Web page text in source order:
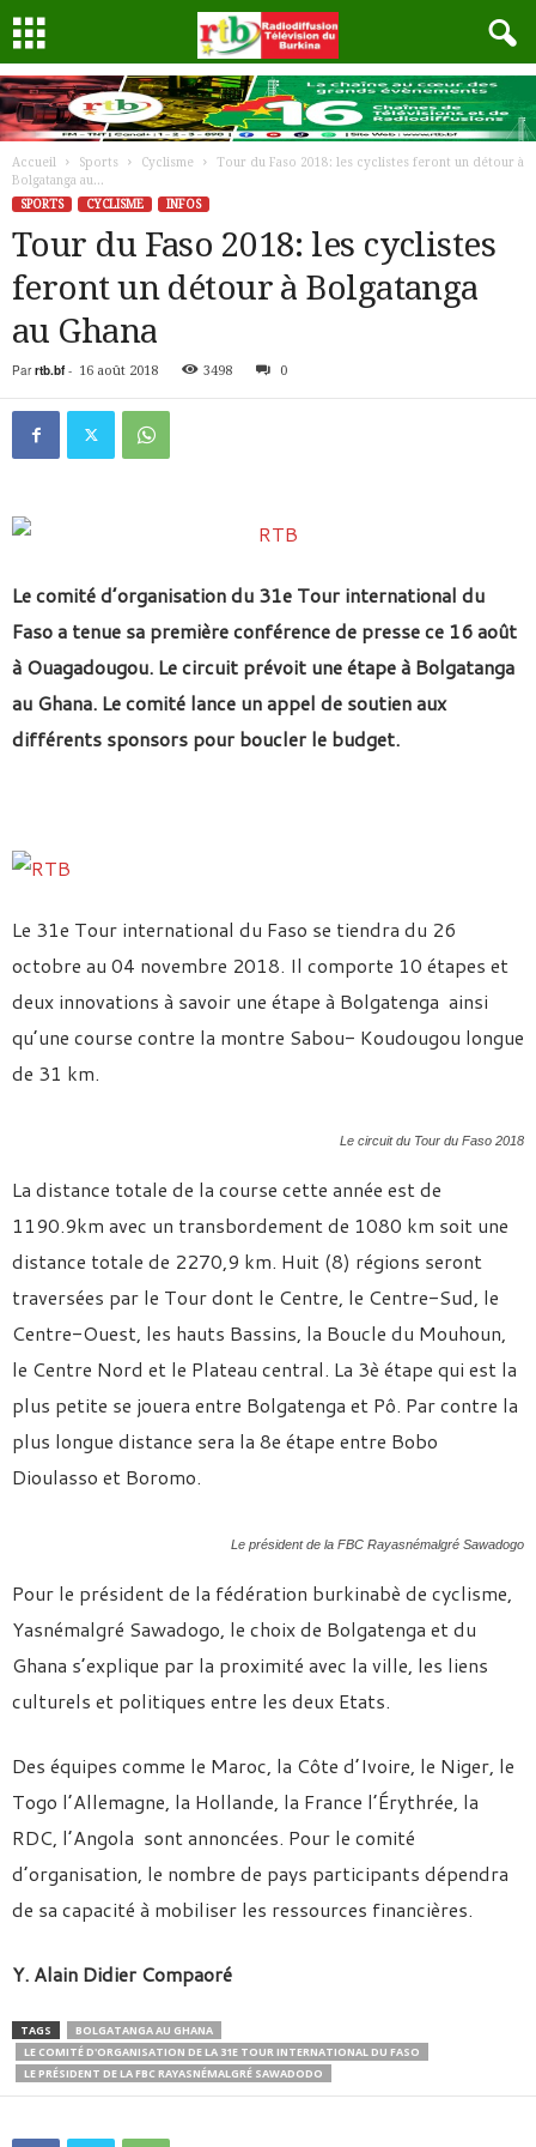
Accueil Sports Cyclisme
Tour du Faso 2018: les cyclistes feront un détour à
Bolgatanga au...
SPORTS
CYCLISME INFOS
Tour du Faso 2018: les cyclistes
feront un détour à Bolgatanga
au Ghana
Par rtb.bf- 16 août 2018 3498 0
Le comité d’organisation du 31e Tour international du
Faso a tenue sa première conférence de presse ce 16 août
à Ouagadougou. Le circuit prévoit une étape à Bolgatanga
au Ghana. Le comité lance un appel de soutien aux
différents sponsors pour boucler le budget.
Le 31e Tour international du Faso se tiendra du 26
octobre au 04 novembre 2018. Il comporte 10 étapes et
deux innovations à savoir une étape à Bolgatenga ainsi
qu’une course contre la montre Sabou- Koudougou longue
de 31 km.
Le circuit du Tour du Faso 2018
La distance totale de la course cette année est de
1190.9km avec un transbordement de 1080 km soit une
distance totale de 2270,9 km. Huit (8) régions seront
traversées par le Tour dont le Centre, le Centre-Sud, le
Centre-Ouest, les hauts Bassins, la Boucle du Mouhoun,
le Centre Nord et le Plateau central. La 3è étape qui est la
plus petite se jouera entre Bolgatenga et Pô. Par contre la
plus longue distance sera la 8e étape entre Bobo
Dioulasso et Boromo.
Le président de la FBC Rayasnémalgré Sawadogo
Pour le président de la fédération burkinabè de cyclisme,
Yasnémalgré Sawadogo, le choix de Bolgatenga et du
Ghana s’explique par la proximité avec la ville, les liens
culturels et politiques entre les deux Etats.
Des équipes comme le Maroc, la Côte d’Ivoire, le Niger, le
Togo l’Allemagne, la Hollande, la France l’Érythrée, la
RDC, l’Angola sont annoncées. Pour le comité
d’organisation, le nombre de pays participants dépendra
de sa capacité à mobiliser les ressources financières.
Y. Alain Didier Compaoré
TAGS
BOLGATANGA AU GHANA
LE COMITÉ D'ORGANISATION DE LA 31E TOUR INTERNATIONAL DU FASO
LE PRÉSIDENT DE LA FBC RAYASNÉMALGRÉ SAWADODO